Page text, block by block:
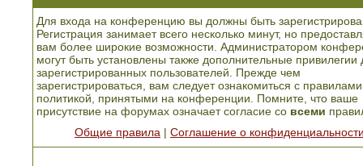
Для входа на конференцию вы должны быть
Регистрация занимает всего несколько минут, но
вам более широкие возможности. Администратором
могут быть установлены также дополнительные привилегии
зарегистрированных пользователей. Прежде чем
зарегистрироваться, вам следует ознакомиться с
политикой, принятыми на конференции. Помните, что ваше
присутствие на форумах означает согласие со всеми
Общие правила
Соглашение о